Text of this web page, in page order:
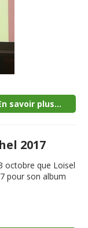
savoir plus...
2017
octobre que Loisel
pour son album